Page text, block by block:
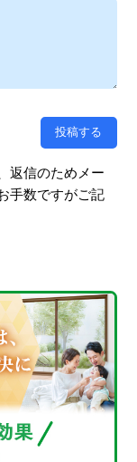
返信のためメー
手数ですがご記